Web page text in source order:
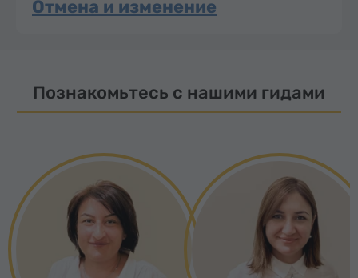
Отмена и изменение
Познакомьтесь с нашими гидами